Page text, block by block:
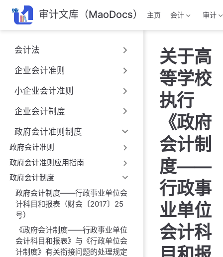
跳
至
主
內
容
审计文库（MaoDocs） 主页 会计 审计
会计法
企业会计准则
小企业会计准则
企业会计制度
政府会计准则制度
政府会计准则
政府会计准则应用指南
政府会计制度
政府会计制度——行政事业单位会
计科目和报表（财会〔2017〕25
号）
《政府会计制度——行政事业单位
会计科目和报表》与《行政单位会
计制度》有关衔接问题的处理规定
关于高
等学校
执行
《政府
会计制
度——
行政事
业单位
会计科